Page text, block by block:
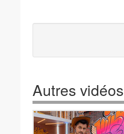
Autres vidéos